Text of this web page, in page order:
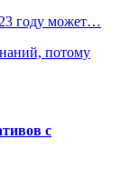
году может…
потому
с